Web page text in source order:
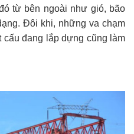
từ bên ngoài như gió, bão
Đôi khi, những va chạm
cấu đang lắp dựng cũng làm